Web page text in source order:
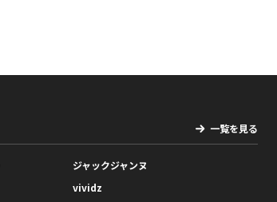
一覧を見る
ジャックジャンヌ
vividz